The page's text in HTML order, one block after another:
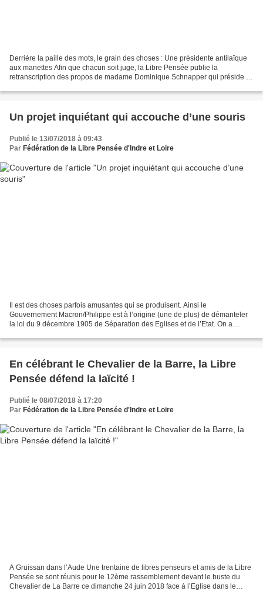
Derrière la paille des mots, le grain des choses : Une présidente antilaïque
aux manettes Afin que chacun soit juge, la Libre Pensée publie la
retranscription des propos de madame Dominique Schnapper qui préside le
Un projet inquiétant qui accouche d’une souris
Publié le 13/07/2018 à 09:43
Par Fédération de la Libre Pensée d'Indre et Loire
Il est des choses parfois amusantes qui se produisent. Ainsi le
Gouvernement Macron/Philippe est à l’origine (une de plus) de démanteler
la loi du 9 décembre 1905 de Séparation des Eglises et de l’Etat. On a
En célébrant le Chevalier de la Barre, la Libre
Pensée défend la laïcité !
Publié le 08/07/2018 à 17:20
Par Fédération de la Libre Pensée d'Indre et Loire
A Gruissan dans l’Aude Une trentaine de libres penseurs et amis de la Libre
Pensée se sont réunis pour le 12ème rassemblement devant le buste du
Chevalier de La Barre ce dimanche 24 juin 2018 face à l’Eglise dans le